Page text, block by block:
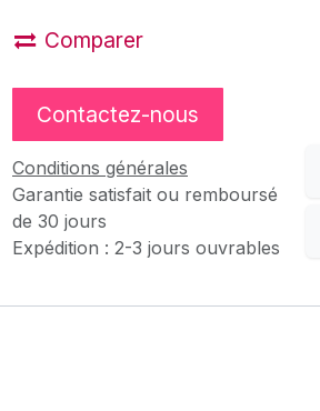
Comparer
Contactez-nous
Conditions générales
Garantie satisfait ou remboursé
de 30 jours
Expédition : 2-3 jours ouvrables